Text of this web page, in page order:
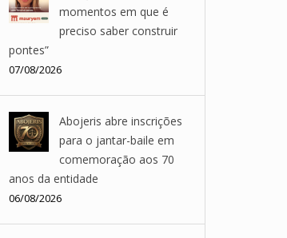
momentos em que é
preciso saber construir
pontes”
07/08/2026
Abojeris abre inscrições
para o jantar-baile em
comemoração aos 70
anos da entidade
06/08/2026